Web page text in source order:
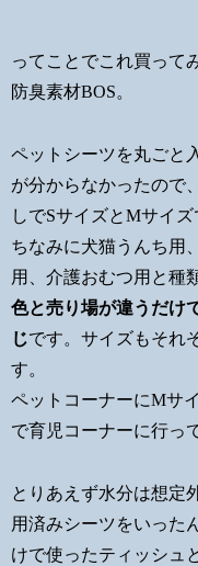
ってことでこれ買って
防臭素材BOS。
ペットシーツを丸ごと
が分からなかったので
しでSサイズとMサイズ
ちなみに犬猫うんち用
用、介護おむつ用と種
色と売り場が違うだけ
じです。サイズもそれ
す。
ペットコーナーにMサ
で育児コーナーに行っ
とりあえず水分は想定
用済みシーツをいった
けで使ったティッシュ